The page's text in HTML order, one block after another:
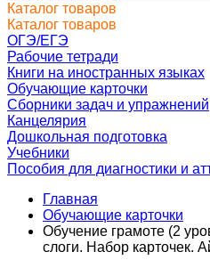
Каталог товаров
Каталог товаров
ОГЭ/ЕГЭ
Рабочие тетради
Книги на иностранных языках
Обучающие карточки
Сборники задач и упражнений
Канцелярия
Дошкольная подготовка
Учебники
Пособия для диагностики и
Главная
Обучающие карточки
Обучение грамоте (2
слоги. Набор карточек.